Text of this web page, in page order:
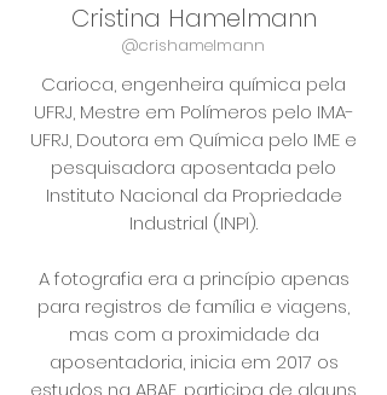
Cristina Hamelmann
@crishamelmann
Carioca, engenheira química pela
UFRJ, Mestre em Polímeros pelo IMA-
UFRJ, Doutora em Química pelo IME e
pesquisadora aposentada pelo
Instituto Nacional da Propriedade
Industrial (INPI).
A fotografia era a princípio apenas
para registros de família e viagens,
mas com a proximidade da
aposentadoria, inicia em 2017 os
estudos na ABAF, participa de alguns